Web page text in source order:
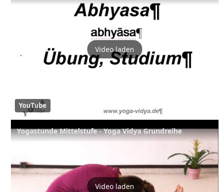
Video laden
YouTube
Yogastunde Mittelstufe - Yoga Vidya Grundreihe
Video laden